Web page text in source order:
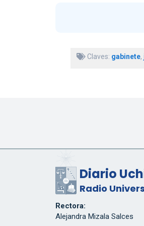
Claves: gabinete,
Diario
Radio
Rectora:
Alejandra Mizala Salces